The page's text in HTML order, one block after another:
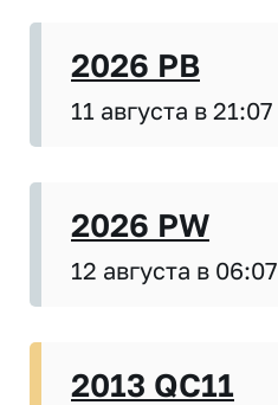
2026 PB
11 августа в 21:07
2026 PW
12 августа в 06:07
2013 QC11